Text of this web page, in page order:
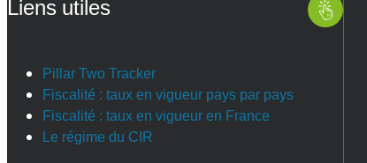
Liens utiles
Pillar Two Tracker
Fiscalité : taux en vigueur pays par pays
Fiscalité : taux en vigueur en France
Le régime du CIR